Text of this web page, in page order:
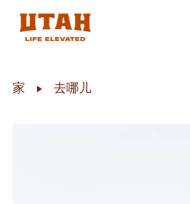
家 去哪儿